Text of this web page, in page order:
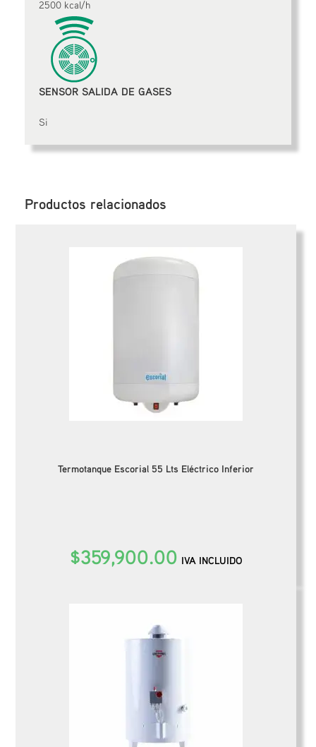
2500 kcal/h
SENSOR SALIDA DE GASES
Si
Productos relacionados
Termotanque Escorial 55 Lts Eléctrico Inferior
$359,900.00 IVA INCLUIDO